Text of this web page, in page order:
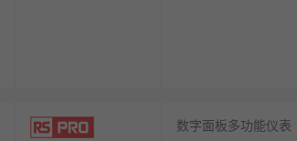
数字面板多功能仪表